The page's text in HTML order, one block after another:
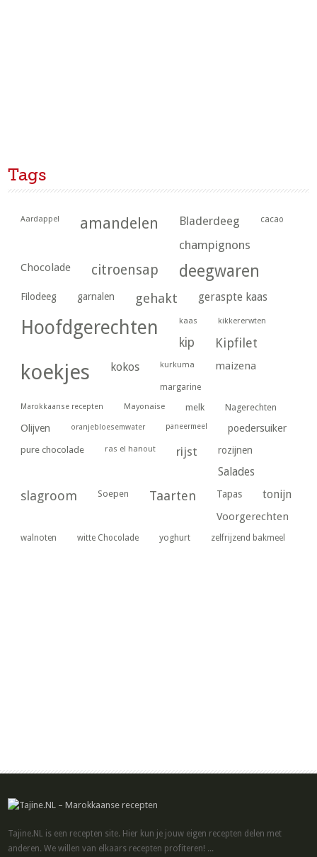
Tags
Aardappel amandelen Bladerdeeg cacao
champignons
Chocolade citroensap deegwaren
Filodeeg garnalen gehakt geraspte kaas
Hoofdgerechten kaas kikkererwten
kip Kipfilet
koekjes kokos kurkuma maizena
margarine
Marokkaanse recepten Mayonaise melk Nagerechten
Olijven oranjebloesemwater paneermeel poedersuiker
pure chocolade ras el hanout rijst rozijnen
Salades
slagroom Soepen Taarten Tapas tonijn
Voorgerechten
walnoten witte Chocolade yoghurt zelfrijzend bakmeel
Tajine.NL is een recepten site. Hier kun je jouw eigen recepten delen met
anderen. We willen van elkaars recepten profiteren! ...